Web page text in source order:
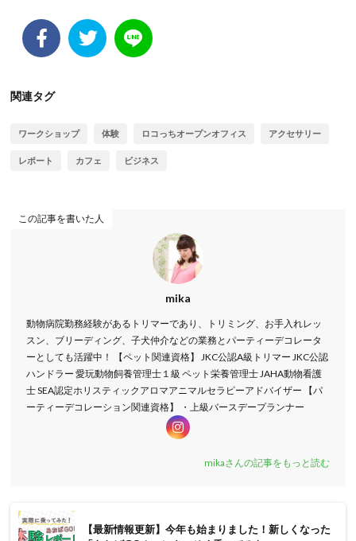
関連タグ
ワークショップ 体験 ロコっちオープンオフィス アクセサリー
レポート カフェ ビジネス
この記事を書いた人
mika
動物病院勤務経験があるトリマーであり、トリミング、お手入れレッ
スン、ブリーディング、子犬仲介などの業務とパーティーデコレータ
ーとしても活躍中！ 【ペット関連資格】 JKC公認A級トリマー JKC公認
ハンドラー 愛玩動物飼養管理士１級 ペット栄養管理士 JAHA動物看護
士 SEA認定ホリスティックアロマアニマルセラピーアドバイザー 【パ
ーティーデコレーション関連資格】 ・上級バースデープランナー
mikaさんの記事をもっと読む
【最新情報更新】今年も始まりました！新しくなった